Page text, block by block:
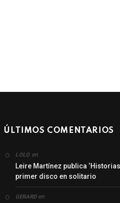
ÚLTIMOS COMENTARIOS
LOLO en
Leire Martínez publica
primer disco en solitario
GERARDen